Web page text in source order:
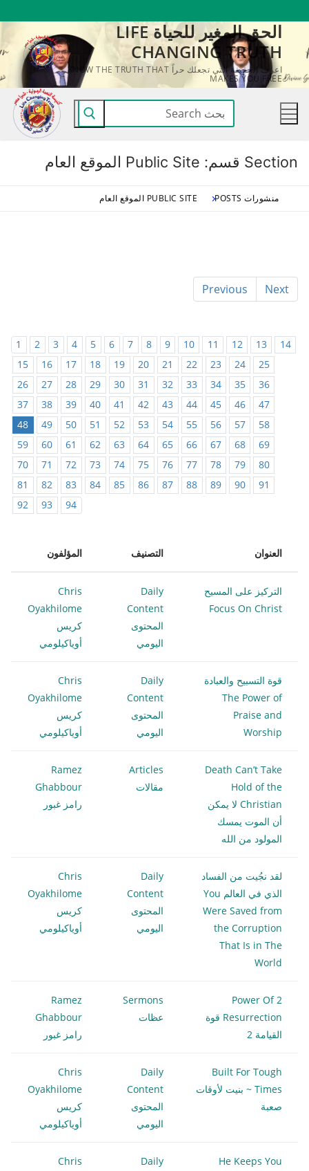
المحتوى
الحق المغير للحياة LIFE
CHANGING TRUTH
اعرف الحقيقة التي تجعلك حراً KNOW THE TRUTH THAT
MAKES YOU FREE
البحث
عن:
Section قسم: Public Site الموقع العام
منشورات POSTS PUBLIC SITE الموقع العام
Previous Next
1 2 3 4 5 6 7 8 9 10 11 12 13
14
15
16 17 18 19 20 21 22 23 24
25
26
27 28 29 30 31 32 33 34 35
36
37
38 39 40 41 42 43 44 45 46
47
48
49 50 51 52 53 54 55 56 57
58
59
60 61 62 63 64 65 66 67 68
69
70
71 72 73 74 75 76 77 78 79
80
81
82 83 84 85 86 87 88 89 90
91
92
93 94
العنوان التصنيف المؤلفون
التركيز على المسيح
Focus On Christ
Daily
Content
المحتوى
اليومي
Chris
Oyakhilome
كريس
أوياكيلومي
قوة التسبيح والعبادة
The Power of
Praise and
Worship
Daily
Content
المحتوى
اليومي
Chris
Oyakhilome
كريس
أوياكيلومي
Death Can’t Take
Hold of the
Christian لا يمكن
أن الموت يمسك
المولود من الله
Articles
مقالات
Ramez
Ghabbour
رامز غبور
لقد نجُيت من الفساد
الذي في العالم You
Were Saved from
the Corruption
That Is in The
World
Daily
Content
المحتوى
اليومي
Chris
Oyakhilome
كريس
أوياكيلومي
2 Power Of
Resurrection قوة
القيامة 2
Sermons
عظات
Ramez
Ghabbour
رامز غبور
Built For Tough
Times ~ بنيت لأوقات
صعبة
Daily
Content
المحتوى
اليومي
Chris
Oyakhilome
كريس
أوياكيلومي
He Keeps You
Daily
Chris